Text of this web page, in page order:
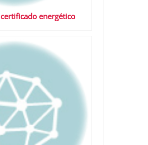
energético